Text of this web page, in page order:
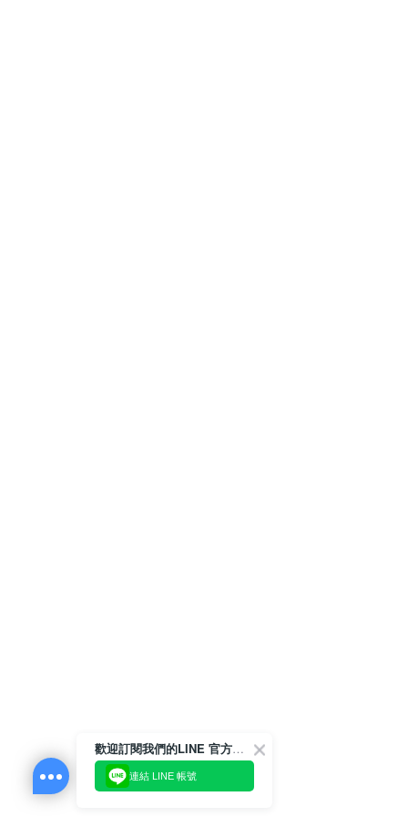
歡迎訂閱我們的LINE 官方帳號
連結 LINE 帳號